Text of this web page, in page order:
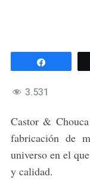
3.531
Castor &
fabricación de
universo en el
y calidad.